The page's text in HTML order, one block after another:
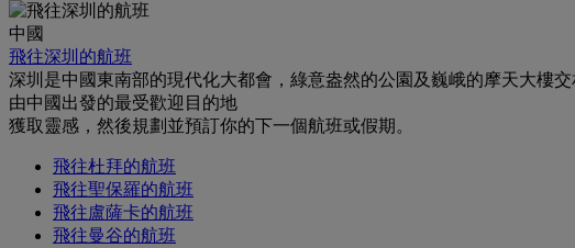
中國
飛往深圳的航班
深圳是中國東南部的現代化大都會，綠意盎然的公園及巍峨的摩天大樓交
由中國出發的最受歡迎目的地
獲取靈感，然後規劃並預訂你的下一個航班或假期。
飛往杜拜的航班
飛往聖保羅的航班
飛往盧薩卡的航班
飛往曼谷的航班